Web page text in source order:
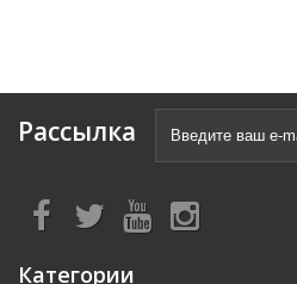
Рассылка
Категории